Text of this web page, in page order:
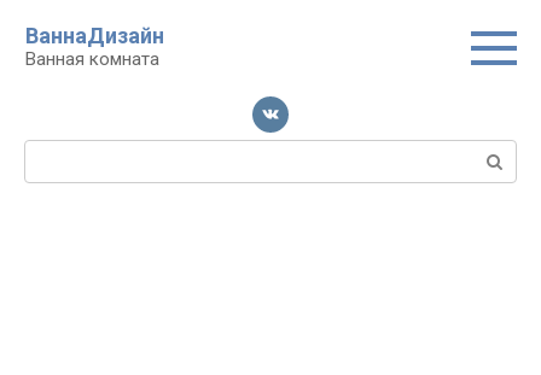
контенту
ВаннаДизайн
Ванная комната
Поиск: